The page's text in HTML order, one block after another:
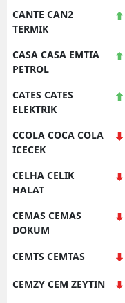
CANTE CAN2
TERMIK
CASA CASA EMTIA
PETROL
CATES CATES
ELEKTRIK
CCOLA COCA COLA
ICECEK
CELHA CELIK
HALAT
CEMAS CEMAS
DOKUM
CEMTS CEMTAS
CEMZY CEM ZEYTIN